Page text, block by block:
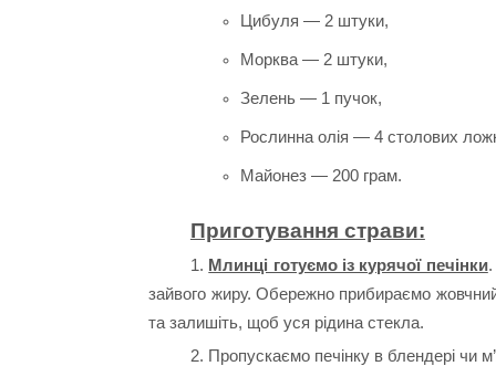
Цибуля — 2 штуки,
Морква — 2 штуки,
Зелень — 1 пучок,
Рослинна олія — 4 столових
Майонез — 200 грам.
Приготування страви:
1. Млинці готуємо із курячої печінки.
зайвого жиру. Обережно прибираємо
та залишіть, щоб уся рідина стекла.
2. Пропускаємо печінку в блендері чи